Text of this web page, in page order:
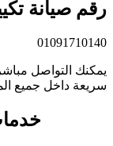
رقم صيانة
01091710140
يمكنك التواصل
سريعة داخل جميع